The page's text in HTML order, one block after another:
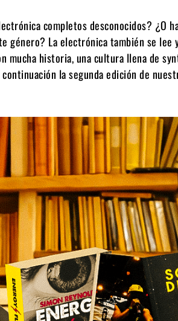
completos desconocidos? ¿O
género? La electrónica también se lee
mucha historia, una cultura llena de
la segunda edición de